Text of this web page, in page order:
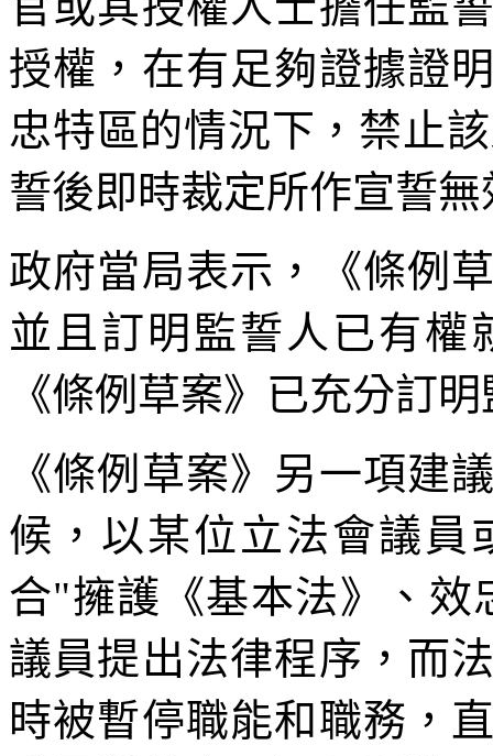
授權，在有足夠證據證
忠特區的情況下，禁止
誓後即時裁定所作宣誓無
政府當局表示，《條例
並且訂明監誓人已有權
《條例草案》已充分訂
《條例草案》另一項建
候，以某位立法會議員
合"擁護《基本法》、效
議員提出法律程序，而
時被暫停職能和職務，